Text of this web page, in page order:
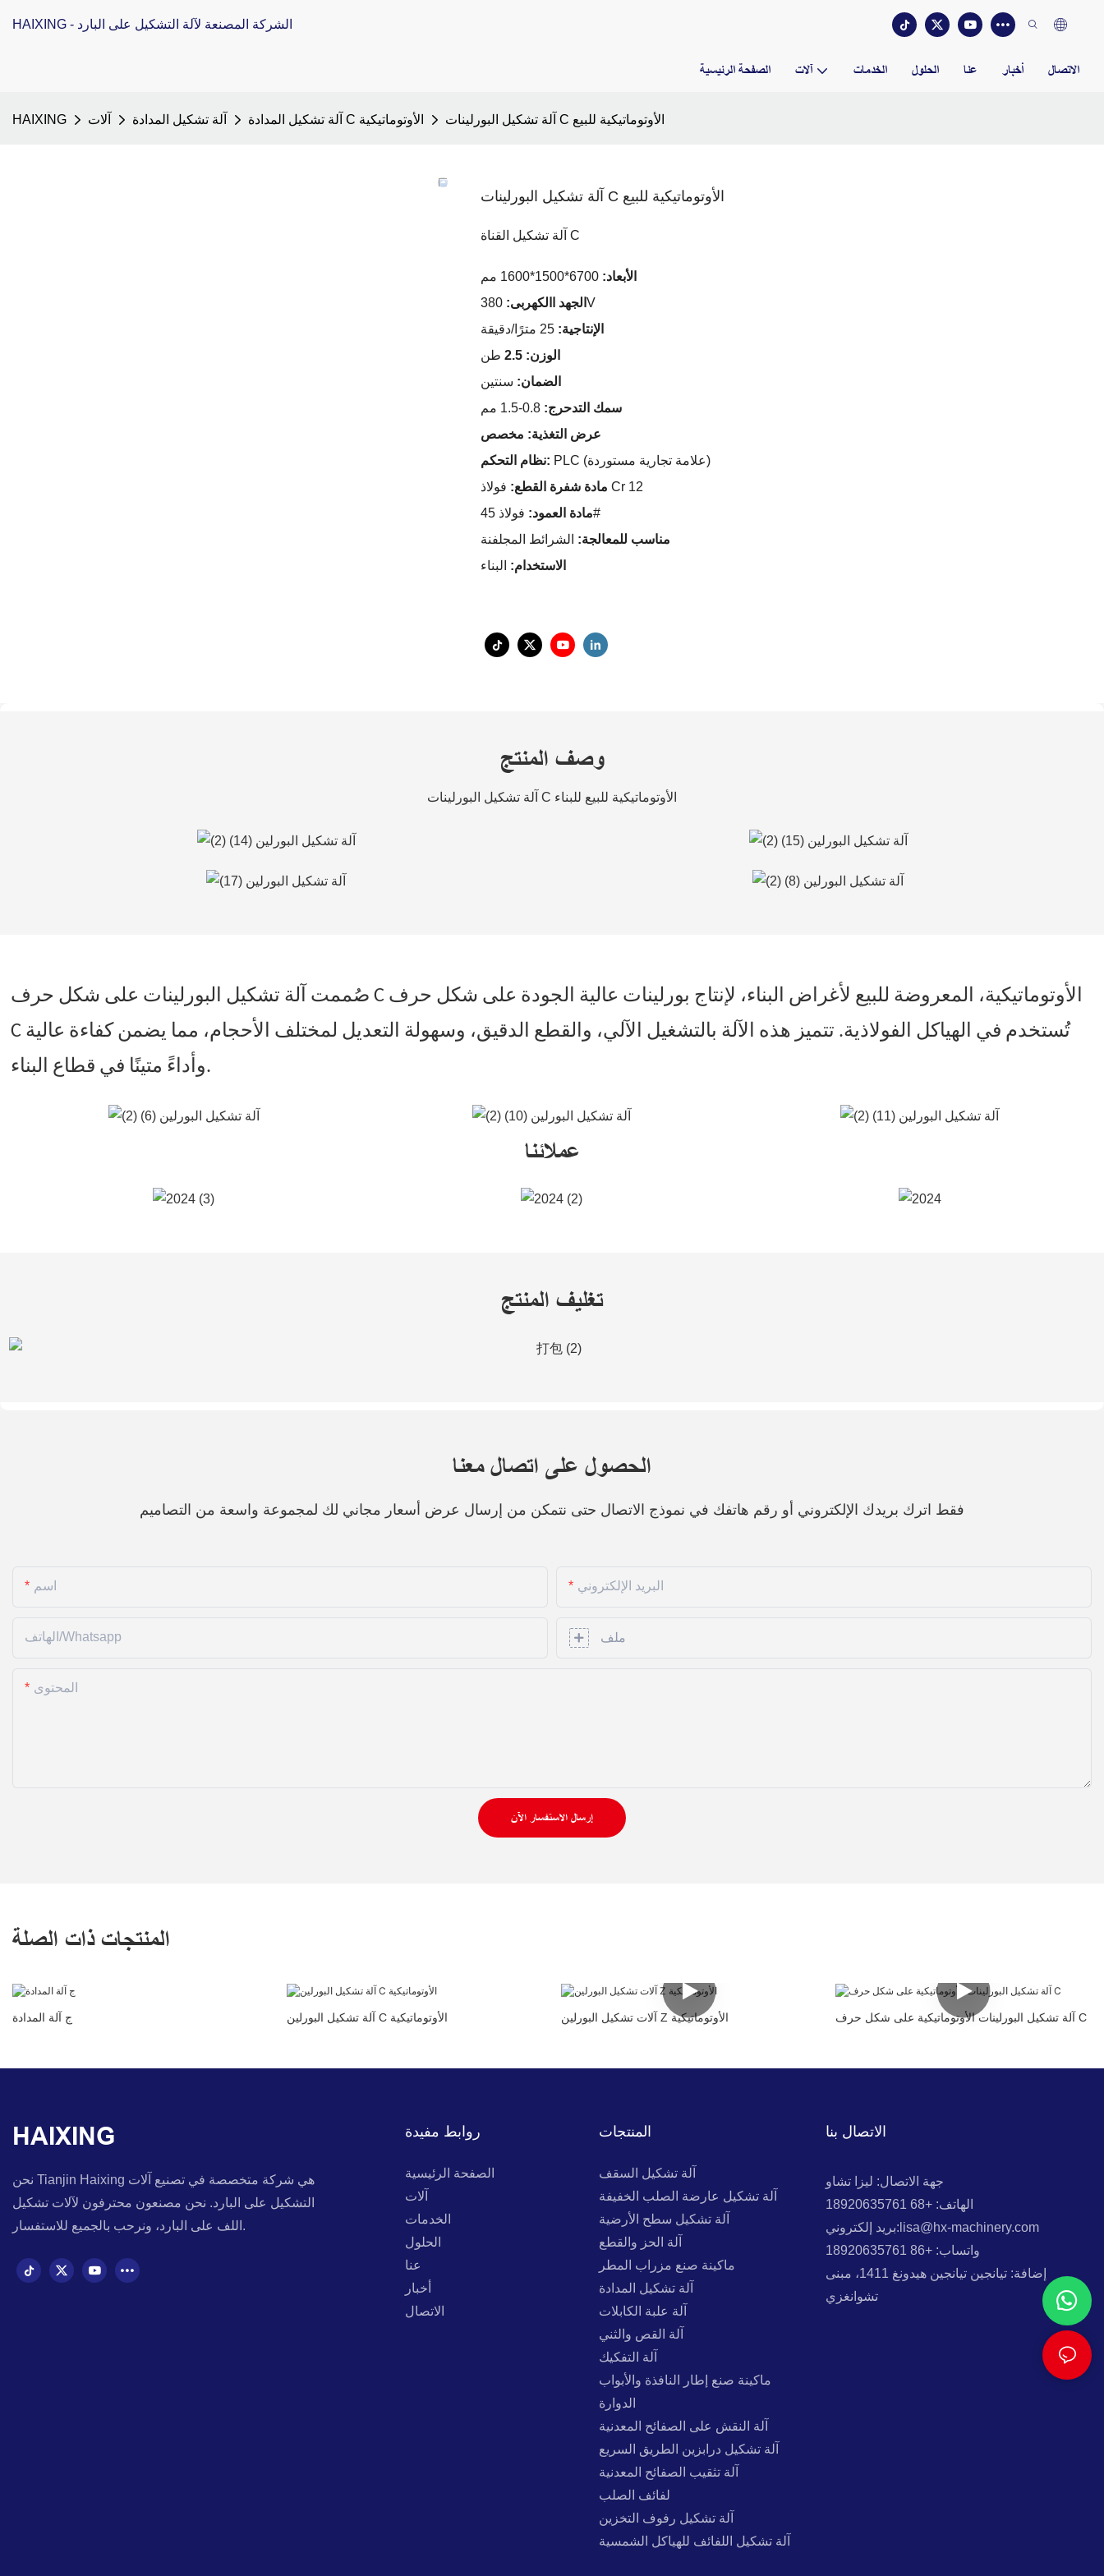
HAIXING - الشركة المصنعة لآلة التشكيل على البارد
الصفحة الرئيسية آلات الخدمات الحلول عنا أخبار الاتصال
HAIXING آلات آلة تشكيل المدادة آلة تشكيل المدادة C الأوتوماتيكية آلة تشكيل البورلينات C الأوتوماتيكية للبيع
آلة تشكيل البورلينات C الأوتوماتيكية للبيع
آلة تشكيل القناة C
الأبعاد:
الجهد االكهربى: 380V
الإنتاجية:
الوزن: 2.5
طن
الضمان: سنتين
سمك التدحرج:
عرض التغذية: مخصص
نظام التحكم:
PLC (علامة تجارية مستوردة)
مادة شفرة القطع: فولاذ Cr 12
مادة العمود:فولاذ 45#
مناسب للمعالجة: الشرائط المجلفنة
الاستخدام: البناء
وصف المنتج
آلة تشكيل البورلينات C الأوتوماتيكية للبيع للبناء
صُممت آلة تشكيل البورلينات على شكل حرف C الأوتوماتيكية، المعروضة للبيع لأغراض البناء، لإنتاج بورلينات عالية الجودة على شكل حرف
C تُستخدم في الهياكل الفولاذية. تتميز هذه الآلة بالتشغيل الآلي، والقطع الدقيق، وسهولة التعديل لمختلف الأحجام، مما يضمن كفاءة عالية
وأداءً متينًا في قطاع البناء.
عملائنا
تغليف المنتج
الحصول على اتصال معنا
فقط اترك بريدك الإلكتروني أو رقم هاتفك في نموذج الاتصال حتى نتمكن من إرسال عرض أسعار مجاني لك لمجموعة واسعة من التصاميم
اسم البريد الإلكتروني
الهاتف/whatsapp ملف
المحتوى
إرسال الاستفسار الآن
المنتجات ذات الصلة
ج آلة المدادة آلة تشكيل البورلين C الأوتوماتيكية آلات تشكيل البورلين Z الأوتوماتيكية آلة تشكيل البورلينات الأوتوماتيكية على شكل حرف C
HAIXING
نحن Tianjin Haixing هي شركة متخصصة في تصنيع آلات
التشكيل على البارد. نحن مصنعون محترفون لآلات تشكيل
اللف على البارد، ونرحب بالجميع للاستفسار.
روابط مفيدة
الصفحة الرئيسية
آلات
الخدمات
الحلول
عنا
أخبار
الاتصال
المنتجات
آلة تشكيل السقف
آلة تشكيل عارضة الصلب الخفيفة
آلة تشكيل سطح الأرضية
آلة الحز والقطع
ماكينة صنع مزراب المطر
آلة تشكيل المدادة
آلة علبة الكابلات
آلة القص والثني
آلة التفكيك
ماكينة صنع إطار النافذة والأبواب
الدوارة
آلة النقش على الصفائح المعدنية
آلة تشكيل درابزين الطريق السريع
آلة تثقيب الصفائح المعدنية
لفائف الصلب
آلة تشكيل رفوف التخزين
آلة تشكيل اللفائف للهياكل الشمسية
الاتصال بنا
جهة الاتصال: ليزا تشاو
الهاتف: +68 18920635761
بريد إلكتروني:lisa@hx-machinery.com
واتساب: +86 18920635761
إضافة: تيانجين تيانجين هيدونغ 1411، مبنى
تشوانغزي